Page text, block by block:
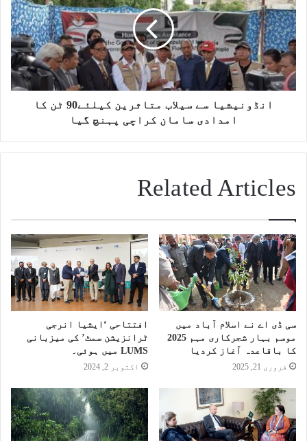
انڈونیشیا سے سیلاب متاثرین کیلئے90 ٹن کا
امدادی سامان کراچی پہنچ گیا
Related Articles
سی ڈی اے نے اسلام آباد میں
موسم بہار شجرکاری مہم 2025
کا باقاعدہ آغاز کردیا
فروری 21, 2025
افتتاحی ‘ایشیا انرجی
ٹرانزیشن سمٹ’ کی میزبانی
LUMS میں ہوئی۔
اکتوبر 2, 2024